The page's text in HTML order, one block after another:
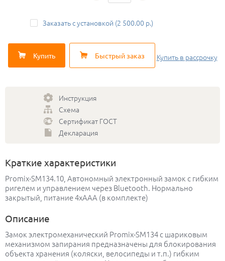
Заказать с установкой (2 500.00 р.)
Купить Быстрый заказ Купить в рассрочку
Инструкция
Схема
Сертификат ГОСТ
Декларация
Краткие характеристики
Promix-SM134.10, Автономный электронный замок с гибким
ригелем и управлением через Bluetooth. Нормально
закрытый, питание 4хААА (в комплекте)
Описание
Замок электромеханический Promix-SM134 с шариковым
механизмом запирания предназначены для блокирования
объекта хранения (коляски, велосипеды и т.п.) гибким